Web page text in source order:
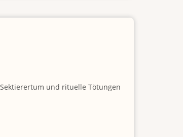
und rituelle Tötungen